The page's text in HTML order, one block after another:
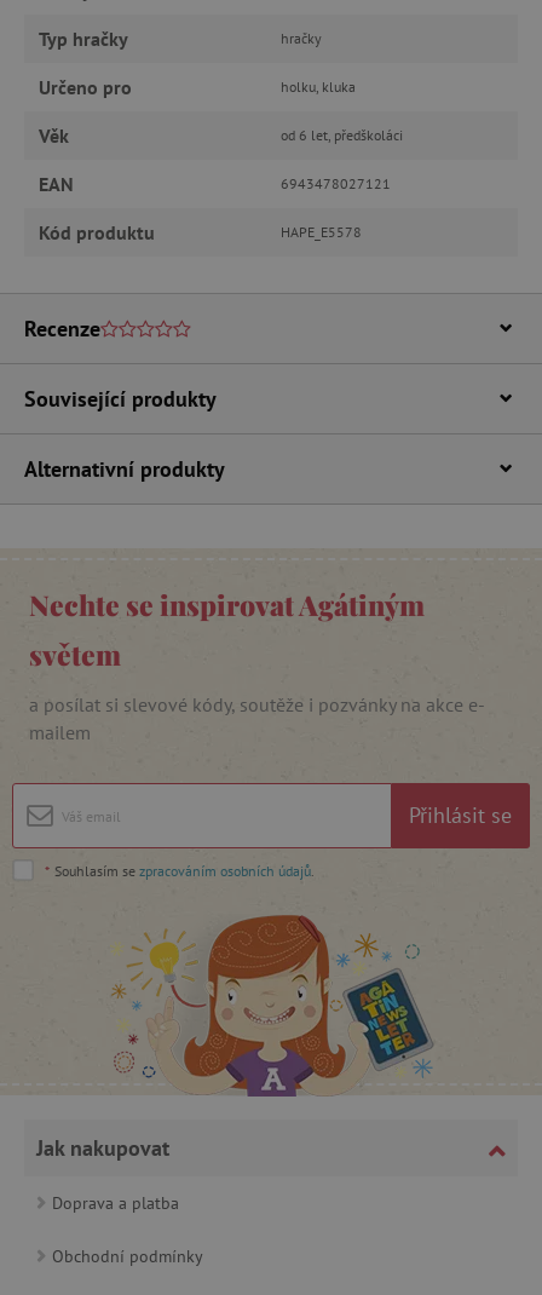
Typ hračky hračky
Určeno pro holku, kluka
Věk od 6 let, předškoláci
EAN 6943478027121
Kód produktu HAPE_E5578
Recenze
Související produkty
Alternativní produkty
Nechte se inspirovat Agátiným
světem
a posílat si slevové kódy, soutěže i pozvánky na akce e-
mailem
Přihlásit se
* Souhlasím se zpracováním osobních údajů.
Jak nakupovat
Doprava a platba
Obchodní podmínky
FUNKČNÍ SOUBORY
Funkční soubory
základní funkce webových stránek, jako je
stránky nelze bez nezbytně nutných souborů
Název
_lb_ccc .agatinsvet.cz
cjConsent .agatinsvet.cz